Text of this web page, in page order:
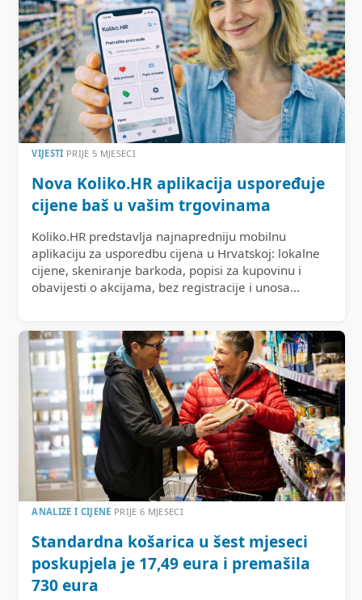
VIJESTI PRIJE 5 MJESECI
Nova Koliko.HR aplikacija uspoređuje
cijene baš u vašim trgovinama
Koliko.HR predstavlja najnapredniju mobilnu
aplikaciju za usporedbu cijena u Hrvatskoj: lokalne
cijene, skeniranje barkoda, popisi za kupovinu i
obavijesti o akcijama, bez registracije i unosa…
ANALIZE I CIJENE PRIJE 6 MJESECI
Standardna košarica u šest mjeseci
poskupjela je 17,49 eura i premašila
730 eura